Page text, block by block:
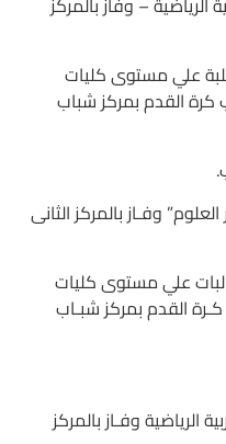
علي مستوى كليات
7-8/11/2011 بملعب كرة القدم بمركز شباب
وفـاز بالمركز الثانى
علي مستوى كليات
11/2017 بملعب كـرة القدم بمركز شبـاب
الرياضية وفـاز بالمركز